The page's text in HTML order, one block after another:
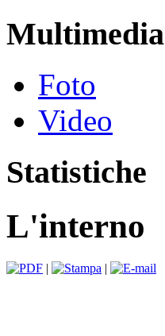
Multimedia
Foto
Video
Statistiche
L'interno
| |